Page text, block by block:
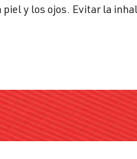
piel y los ojos. Evitar la